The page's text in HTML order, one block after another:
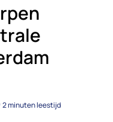
2 minuten leestijd